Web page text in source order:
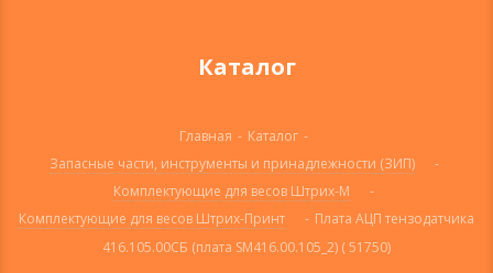
Каталог
Главная - Каталог -
Запасные части, инструменты и принадлежности (ЗИП)
-
Комплектующие для весов Штрих-М
-
Комплектующие для весов Штрих-Принт
- Плата АЦП тензодатчика
416.105.00СБ (плата SM416.00.105_2) ( 51750)